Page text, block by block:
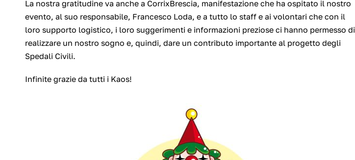
La nostra gratitudine va anche a CorrixBrescia, manifestazione che ha ospitato il nostro
evento, al suo responsabile, Francesco Loda, e a tutto lo staff e ai volontari che con il
loro supporto logistico, i loro suggerimenti e informazioni preziose ci hanno permesso di
realizzare un nostro sogno e, quindi, dare un contributo importante al progetto degli
Spedali Civili.
Infinite grazie da tutti i Kaos!